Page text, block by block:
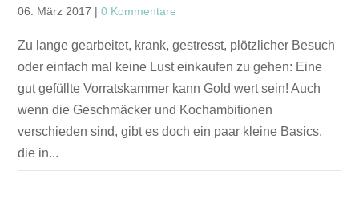
06. März 2017 |0 Kommentare
Zu lange gearbeitet, krank, gestresst, plötzlicher Besuch
oder einfach mal keine Lust einkaufen zu gehen: Eine
gut gefüllte Vorratskammer kann Gold wert sein! Auch
wenn die Geschmäcker und Kochambitionen
verschieden sind, gibt es doch ein paar kleine Basics,
die in...